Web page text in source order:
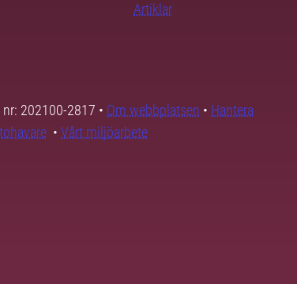
Artiklar
202100-2817 • Om webbplatsen • Hantera
• Vårt miljöarbete